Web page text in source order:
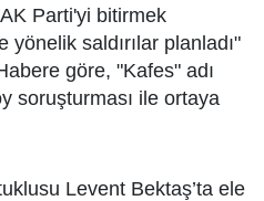
Parti'yi bitirmek
saldırılar planladı"
göre, "Kafes" adı
soruşturması ile ortaya
Levent Bektaş’ta ele